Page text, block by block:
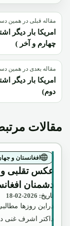
مقاله قبلی در همین
امریکا بار دیگر
چهارم و آخر )
مقاله بعدی در همین
امریکا بار دیگر
دوم)
مقالات
افغانستان و
عکس تقلبی و
دشمنان
تاریخ: 2026-02-18
دراین روزها
داکتر اشرف غنی